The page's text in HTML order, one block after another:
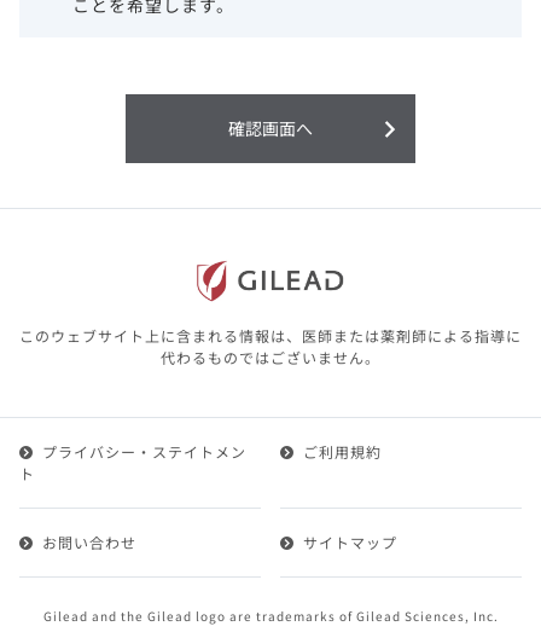
利用することまたは利用できなかったことよ
り生じる損害については一切の責任を負いか
含む）の情報は、その製品またはその製品の
本サイト内の情報は、医師その他医療関係者
が行なうべきアドバイスやサービスを提供す
るものではありません。本サイトに表示され
ている情報は、決して、医師その他医療関係
1.会員とは、医療関係者の方で、本サービスの利用規約
ービスに登録を申し込みギリアドがこれを承認した方を
いいます。
けることができます。
ことを希望します。
確認画面へ
このウェブサイト上に含まれる情報は、医師または薬剤師による指導に
代わるものではございません。
Gilead and the Gilead logo are trademarks of Gilead Sciences, Inc.
プライバシー・ステイトメン
ト
ご利用規約
お問い合わせ サイトマップ